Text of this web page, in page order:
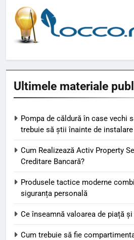
Ultimele materiale
Pompa de căldură în case vechi
trebuie să știi înainte de instalare
Cum Realizează Activ Property
Creditare Bancară?
Produsele tactice moderne
siguranța personală
Ce înseamnă valoarea de piață
Cum trebuie să fie